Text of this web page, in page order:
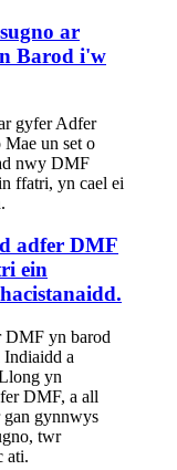
ar
Barod i'w
gyfer Adfer
un set o
nwy DMF
ffatri, yn cael ei
adfer DMF
ein
DMF yn barod
a
yn
DMF, a all
gan gynnwys
twr
ati.